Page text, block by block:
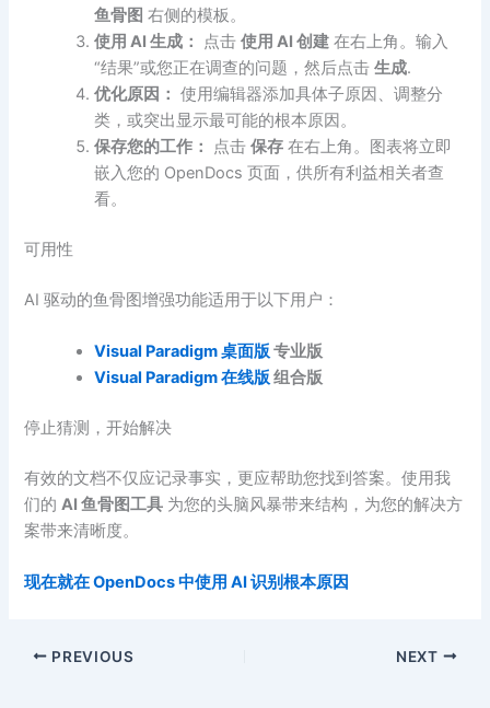
鱼骨图 右侧的模板。
使用 AI 生成：
点击使用 AI 创建 在右上角。输入
“结果”或您正在调查的问题，然后点击生成.
优化原因： 使用编辑器添加具体子原因、调整分
类，或突出显示最可能的根本原因。
保存您的工作：
点击保存 在右上角。图表将立即
嵌入您的 OpenDocs 页面，供所有利益相关者查
看。
可用性
AI 驱动的鱼骨图增强功能适用于以下用户：
Visual Paradigm 桌面版 专业版
Visual Paradigm 在线版 组合版
停止猜测，开始解决
有效的文档不仅应记录事实，更应帮助您找到答案。使用我
们的AI 鱼骨图工具 为您的头脑风暴带来结构，为您的解决方
案带来清晰度。
现在就在 OpenDocs 中使用 AI 识别根本原因
PREVIOUS NEXT